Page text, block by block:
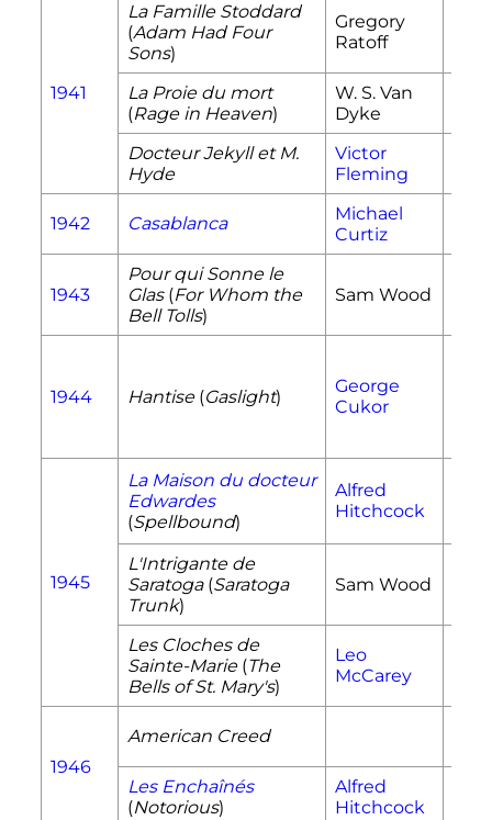
1941
La Famille Stoddard
(Adam Had Four
Sons)
Gregory
Ratoff
La Proie du mort
(Rage in Heaven)
W. S. Van
Dyke
Docteur Jekyll et M.
Hyde
Victor
Fleming
1942 Casablanca
Michael
Curtiz
1943
Pour qui Sonne le
Glas(For Whom the
Bell Tolls)
Sam Wood
1944 Hantise(Gaslight)
George
Cukor
1945
La Maison du docteur
Edwardes
(Spellbound)
Alfred
Hitchcock
L'Intrigante de
Saratoga(Saratoga
Trunk)
Sam Wood
Les Cloches de
Sainte-Marie(The
Bells of St. Mary's)
Leo
McCarey
1946
American Creed
Les Enchaînés
(Notorious)
Alfred
Hitchcock